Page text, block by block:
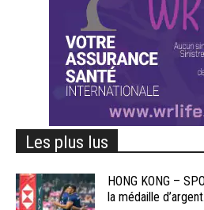
Les plus lus
HONG KONG –
la médaille